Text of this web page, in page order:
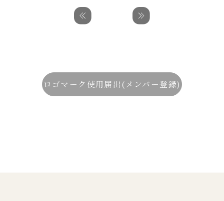
ロゴマーク使用届出(メンバー登録)